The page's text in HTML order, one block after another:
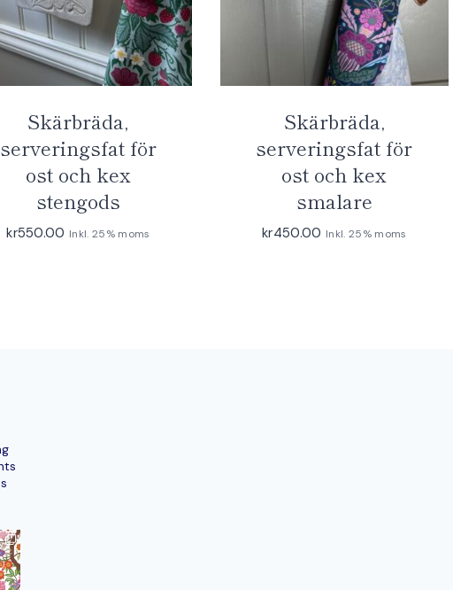
Skärbräda,
serveringsfat för
ost och kex
stengods
kr550.00 Inkl. 25% moms
Skärbräda,
serveringsfat för
ost och kex
smalare
kr450.00 Inkl. 25% moms